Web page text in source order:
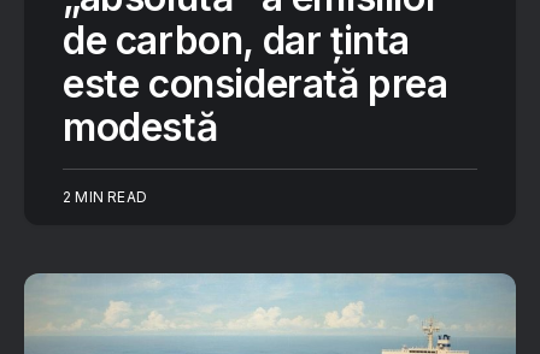
de carbon, dar ținta
este considerată prea
modestă
2 MIN READ